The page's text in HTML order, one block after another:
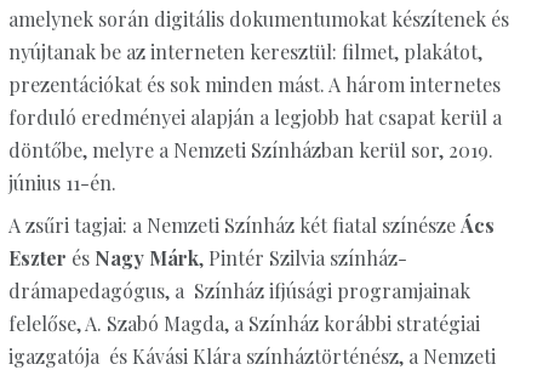
amelynek során digitális dokumentumokat készítenek és
nyújtanak be az interneten keresztül: filmet, plakátot,
prezentációkat és sok minden mást. A három internetes
forduló eredményei alapján a legjobb hat csapat kerül a
döntőbe, melyre a Nemzeti Színházban kerül sor, 2019.
június 11-én.
A zsűri tagjai: a Nemzeti Színház két fiatal színészeÁcs
Eszter és Nagy Márk, Pintér Szilvia színház-
drámapedagógus, a Színház ifjúsági programjainak
felelőse, A. Szabó Magda, a Színház korábbi stratégiai
igazgatója és Kávási Klára színháztörténész, a Nemzeti